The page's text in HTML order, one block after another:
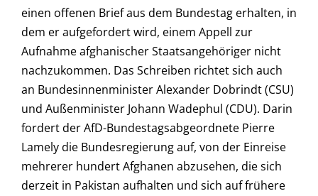
einen offenen Brief aus dem Bundestag erhalten, in
dem er aufgefordert wird, einem Appell zur
Aufnahme afghanischer Staatsangehöriger nicht
nachzukommen. Das Schreiben richtet sich auch
an Bundesinnenminister Alexander Dobrindt (CSU)
und Außenminister Johann Wadephul (CDU). Darin
fordert der AfD-Bundestagsabgeordnete Pierre
Lamely die Bundesregierung auf, von der Einreise
mehrerer hundert Afghanen abzusehen, die sich
derzeit in Pakistan aufhalten und sich auf frühere